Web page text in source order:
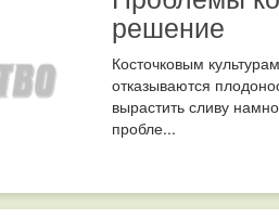
решение
Косточковым
отказываются
вырастить сливу
пробле...